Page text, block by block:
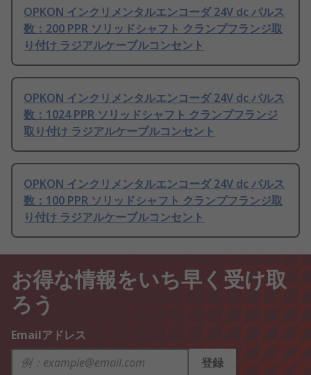
OPKON インクリメンタルエンコーダ 24V dc パルス
数：200 PPR ソリッドシャフト クランプフランジ取
り付け ラジアルケーブルコンセント
OPKON インクリメンタルエンコーダ 24V dc パルス
数：1024 PPR ソリッドシャフト クランプフランジ
取り付け ラジアルケーブルコンセント
OPKON インクリメンタルエンコーダ 24V dc パルス
数：100 PPR ソリッドシャフト クランプフランジ取
り付け ラジアルケーブルコンセント
お得な情報をいち早く受け取
ろう
Emailアドレス
登録